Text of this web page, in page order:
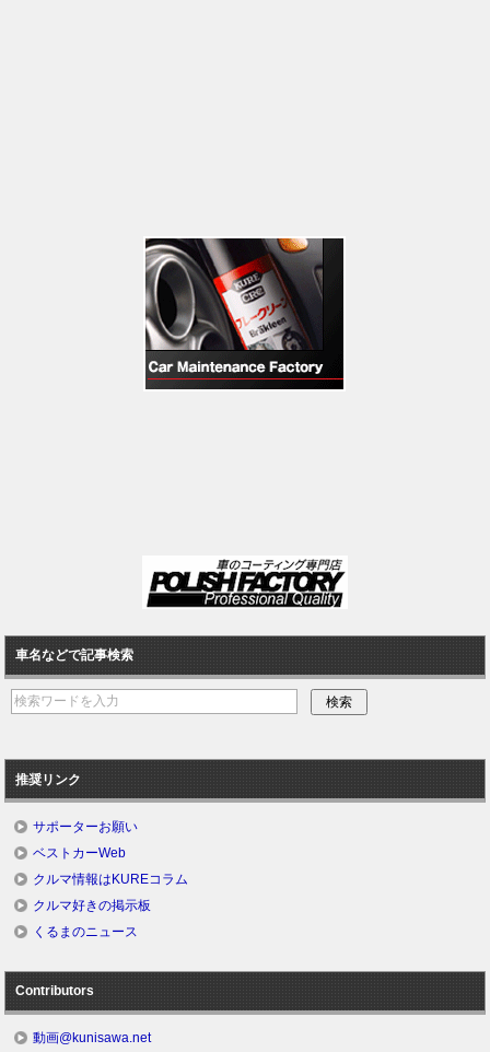
車名などで記事検索
推奨リンク
サポーターお願い
ベストカーWeb
クルマ情報はKUREコラム
クルマ好きの掲示板
くるまのニュース
Contributors
動画@kunisawa.net